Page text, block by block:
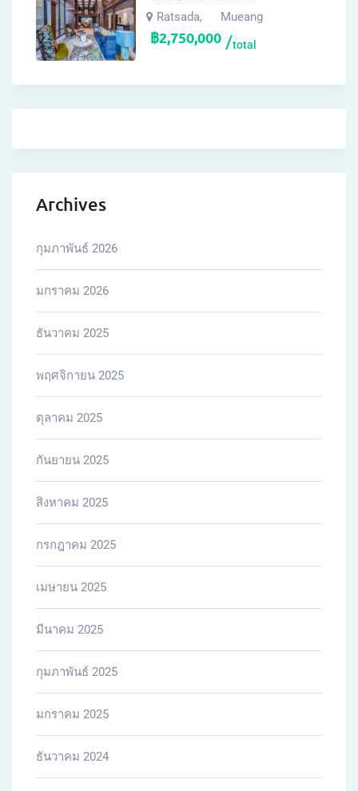
Ratsada, Mueang
฿2,750,000 total
Archives
กุมภาพันธ์ 2026
มกราคม 2026
ธันวาคม 2025
พฤศจิกายน 2025
ตุลาคม 2025
กันยายน 2025
สิงหาคม 2025
กรกฎาคม 2025
เมษายน 2025
มีนาคม 2025
กุมภาพันธ์ 2025
มกราคม 2025
ธันวาคม 2024